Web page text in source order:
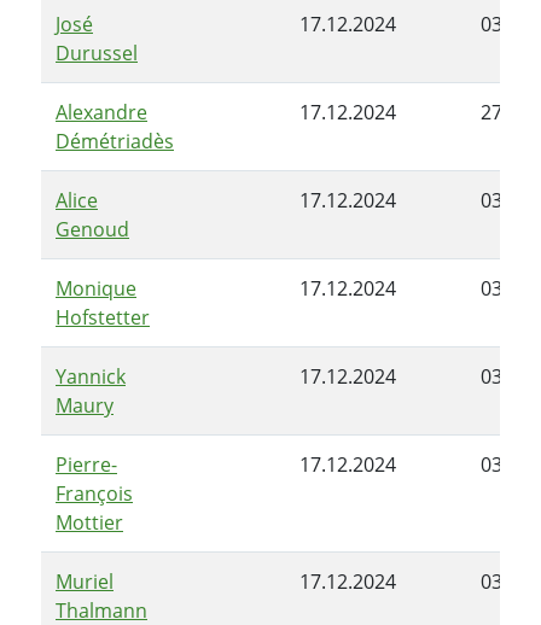
José
Durussel
17.12.2024
Alexandre
Démétriadès
17.12.2024
Alice
Genoud
17.12.2024
Monique
Hofstetter
17.12.2024
Yannick
Maury
17.12.2024
Pierre-
François
Mottier
17.12.2024
Muriel
Thalmann
17.12.2024